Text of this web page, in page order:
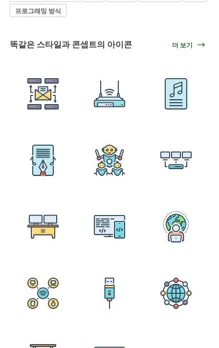
프로그래밍 방식
똑같은 스타일과 콘셉트의 아이콘 더 보기